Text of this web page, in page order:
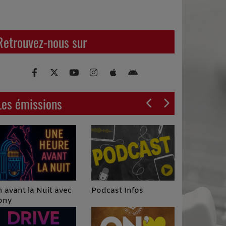
nous sur
émissions
avant la Nuit avec
Podcast Infos